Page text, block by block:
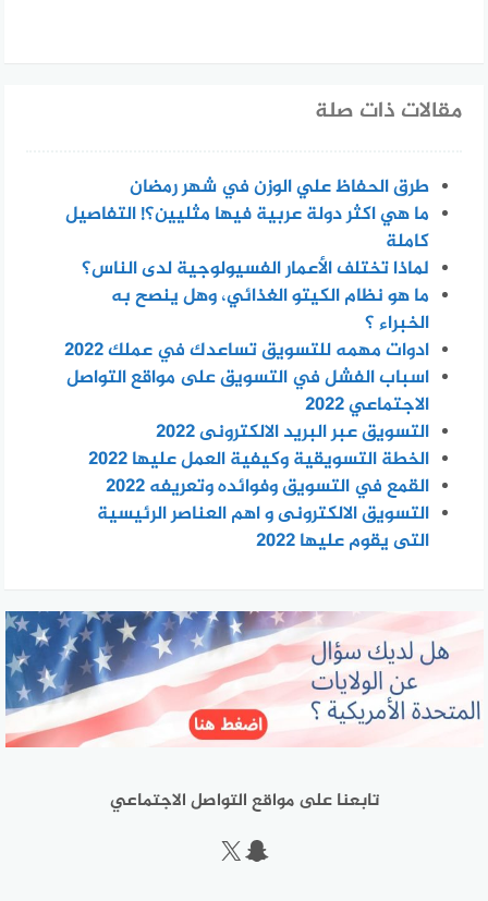
مقالات ذات صلة
طرق الحفاظ علي الوزن في شهر رمضان
ما هي اكثر دولة عربية فيها مثليين؟! التفاصيل
كاملة
لماذا تختلف الأعمار الفسيولوجية لدى الناس؟
ما هو نظام الكيتو الغذائي، وهل ينصح به
الخبراء ؟
ادوات مهمه للتسويق تساعدك في عملك 2022
اسباب الفشل في التسويق على مواقع التواصل
الاجتماعي 2022
التسويق عبر البريد الالكترونى 2022
الخطة التسويقية وكيفية العمل عليها 2022
القمع في التسويق وفوائده وتعريفه 2022
التسويق الالكترونى و اهم العناصر الرئيسية
التى يقوم عليها 2022
تابعنا على مواقع التواصل الاجتماعي
سناب شات
إكس